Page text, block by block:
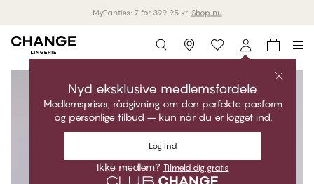
MyPanties: 7 for 399,95 kr. Shop nu
Storefinder
Nyd eksklusive medlemsfordele
Medlemspriser, rådgivning om den perfekte pasform
og personlige tilbud – kun når du er logget ind.
Log ind
Ikke medlem? Tilmeld dig gratis